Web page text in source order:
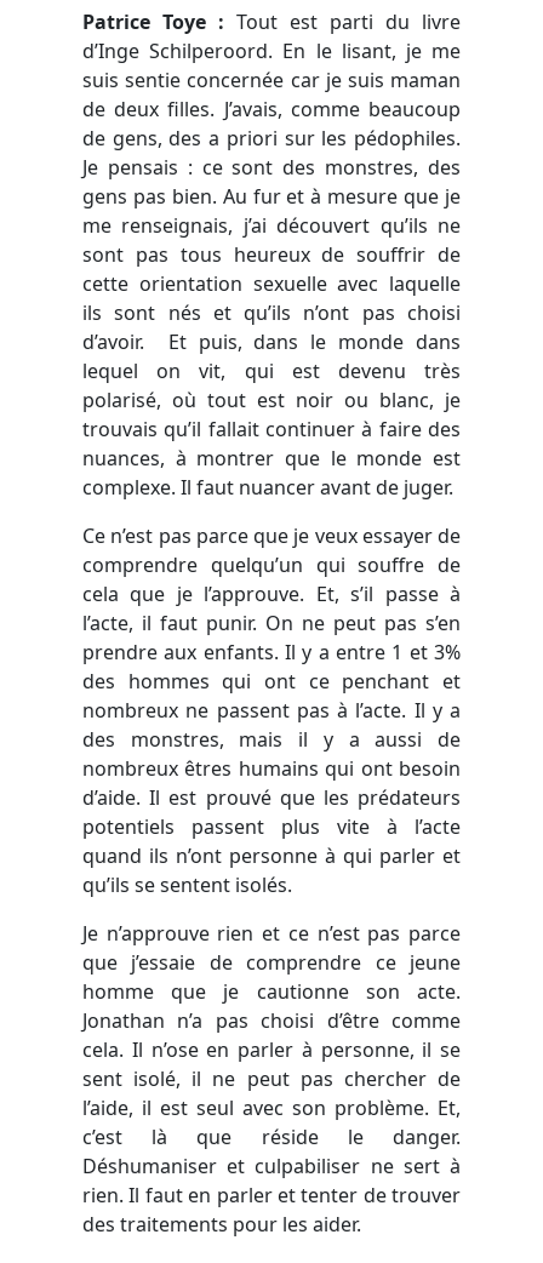
Patrice Toye : Tout est parti du livre
d’Inge Schilperoord. En le lisant, je me
suis sentie concernée car je suis maman
de deux filles. J’avais, comme beaucoup
de gens, des a priori sur les pédophiles.
Je pensais : ce sont des monstres, des
gens pas bien. Au fur et à mesure que je
me renseignais, j’ai découvert qu’ils ne
sont pas tous heureux de souffrir de
cette orientation sexuelle avec laquelle
ils sont nés et qu’ils n’ont pas choisi
d’avoir. Et puis, dans le monde dans
lequel on vit, qui est devenu très
polarisé, où tout est noir ou blanc, je
trouvais qu’il fallait continuer à faire des
nuances, à montrer que le monde est
complexe. Il faut nuancer avant de juger.
Ce n’est pas parce que je veux essayer de
comprendre quelqu’un qui souffre de
cela que je l’approuve. Et, s’il passe à
l’acte, il faut punir. On ne peut pas s’en
prendre aux enfants. Il y a entre 1 et 3%
des hommes qui ont ce penchant et
nombreux ne passent pas à l’acte. Il y a
des monstres, mais il y a aussi de
nombreux êtres humains qui ont besoin
d’aide. Il est prouvé que les prédateurs
potentiels passent plus vite à l’acte
quand ils n’ont personne à qui parler et
qu’ils se sentent isolés.
Je n’approuve rien et ce n’est pas parce
que j’essaie de comprendre ce jeune
homme que je cautionne son acte.
Jonathan n’a pas choisi d’être comme
cela. Il n’ose en parler à personne, il se
sent isolé, il ne peut pas chercher de
l’aide, il est seul avec son problème. Et,
c’est là que réside le danger.
Déshumaniser et culpabiliser ne sert à
rien. Il faut en parler et tenter de trouver
des traitements pour les aider.